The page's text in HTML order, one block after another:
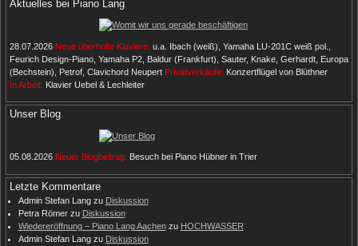
Aktuelles bei Piano Lang
28.07.2026 Neue überholte Klaviere: u.a. Ibach (weiß), Yamaha LU-201C weiß pol.,
Feurich Design-Piano, Yamaha P2, Baldur (Frankfurt), Sauter, Knake, Gerhardt, Europa
(Bechstein), Petrof, Clavichord Neupert Privatverkäufe: Konzertflügel von Blüthner
In Arbeit: Klavier Uebel & Lechleiter
Unser Blog
05.08.2026 Neuer Blogbeitrag: Besuch bei Piano Hübner in Trier
Letzte Kommentare
Admin Stefan Langzu Diskussion
Petra Römerzu Diskussion
Wiedereröffnung – Piano Lang Aachenzu HOCHWASSER
Admin Stefan Langzu Diskussion